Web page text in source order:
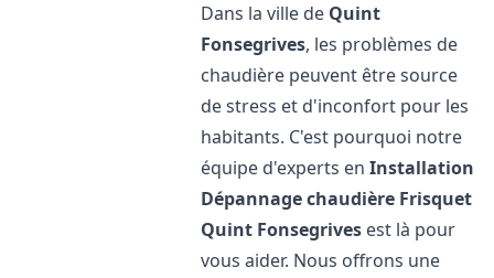
Dans la ville de Quint
Fonsegrives, les problèmes de
chaudière peuvent être source
de stress et d'inconfort pour les
habitants. C'est pourquoi notre
équipe d'experts enInstallation
Dépannage chaudière Frisquet
Quint Fonsegrives est là pour
vous aider. Nous offrons une